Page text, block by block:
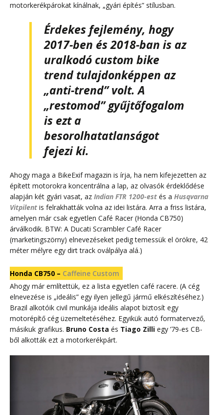
motorkerékpárokat kínálnak, „gyári építés” stílusban.
Érdekes fejlemény, hogy
2017-ben és 2018-ban is az
uralkodó custom bike
trend tulajdonképpen az
„anti-trend” volt. A
„restomod” gyűjtőfogalom
is ezt a
besorolhatatlanságot
fejezi ki.
Ahogy maga a BikeExif magazin is írja, ha nem kifejezetten az
épített motorokra koncentrálna a lap, az olvasók érdeklődése
alapján két gyári vasat, az Indian FTR 1200-est és a Husqvarna
Vitpilent is felrakhatták volna az idei listára. Arra a friss listára,
amelyen már csak egyetlen Café Racer (Honda CB750)
árválkodik. BTW: A Ducati Scrambler Café Racer
(marketingszörny) elnevezéseket pedig temessük el örökre, 42
méter mélyre egy dirt track oválpálya alá.)
Honda CB750 – Caffeine Custom
Ahogy már említettük, ez a lista egyetlen café racere. (A cég
elnevezése is „ideális” egy ilyen jellegű jármű elkészítéséhez.)
Brazil alkotóik civil munkája ideális alapot biztosít egy
motorépítő cég üzemeltetéséhez. Egyikük autó formatervező,
másikuk grafikus. Bruno Costa és Tiago Zilli egy ’79-es CB-
ből alkották ezt a motorkerékpárt.